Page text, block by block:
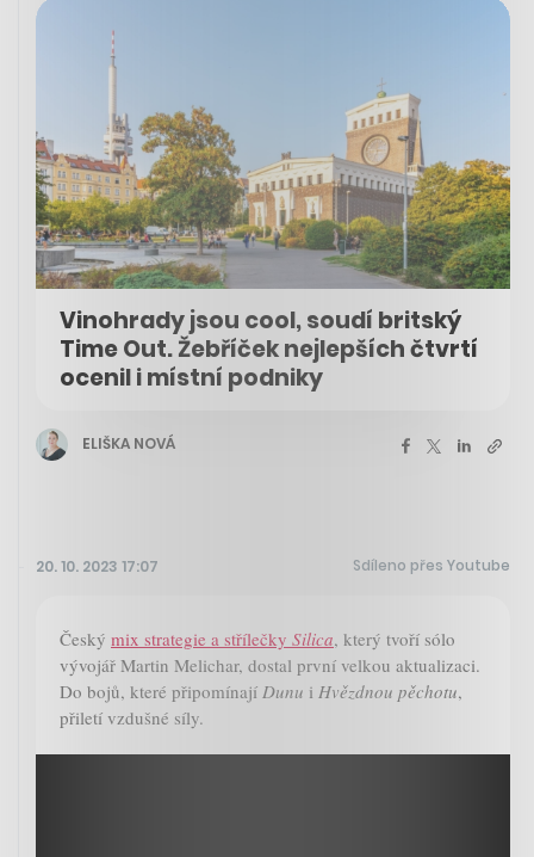
Vinohrady jsou cool, soudí britský
Time Out. Žebříček nejlepších čtvrtí
ocenil i místní podniky
ELIŠKA NOVÁ
20. 10. 2023 17:07 Sdíleno přes Youtube
Český mix strategie a střílečky Silica, který tvoří sólo
vývojář Martin Melichar, dostal první velkou aktualizaci.
Do bojů, které připomínají Dunu i Hvězdnou pěchotu,
přiletí vzdušné síly.